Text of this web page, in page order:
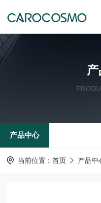
产品中心
当前位置： 首页 产品中